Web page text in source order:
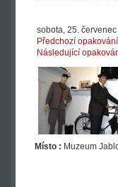
sobota, 25.
Předchozí opakování
Následující
Místo : Muzeum